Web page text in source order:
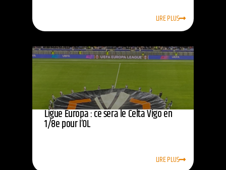
LIRE PLUS
Ligue Europa : ce sera le Celta Vigo en
1/8e pour l’OL
LIRE PLUS